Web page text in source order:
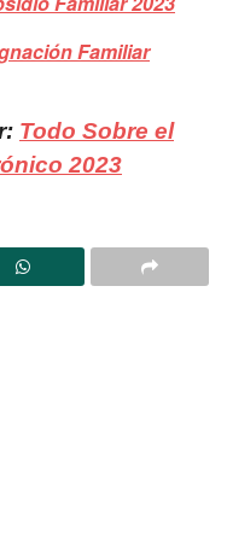
Familiar
Todo Sobre el
2023